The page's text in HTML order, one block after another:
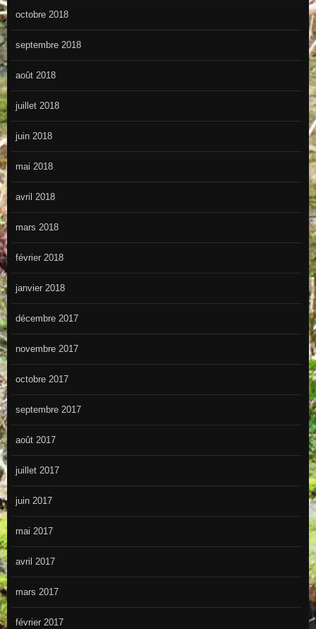
octobre 2018
septembre 2018
août 2018
juillet 2018
juin 2018
mai 2018
avril 2018
mars 2018
février 2018
janvier 2018
décembre 2017
novembre 2017
octobre 2017
septembre 2017
août 2017
juillet 2017
juin 2017
mai 2017
avril 2017
mars 2017
février 2017